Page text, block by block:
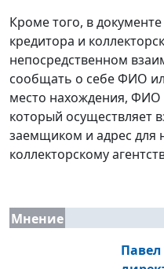
Кроме того, в
кредитора и
непосредственном
сообщать о себе ФИО
место нахождения, ФИО
который осуществляет
заемщиком и адрес для
коллекторскому
Мнение